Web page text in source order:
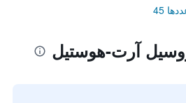
45
آرت-هوستيل